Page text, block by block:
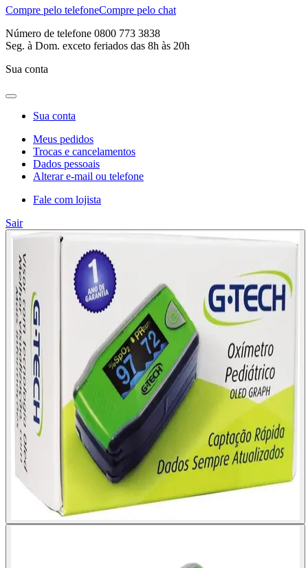
Compre pelo telefoneCompre pelo chat
Número de telefone 0800 773 3838
Seg. à Dom. exceto feriados das 8h às 20h
Sua conta
Sua conta
Meus pedidos
Trocas e cancelamentos
Dados pessoais
Alterar e-mail ou telefone
Fale com lojista
Sair